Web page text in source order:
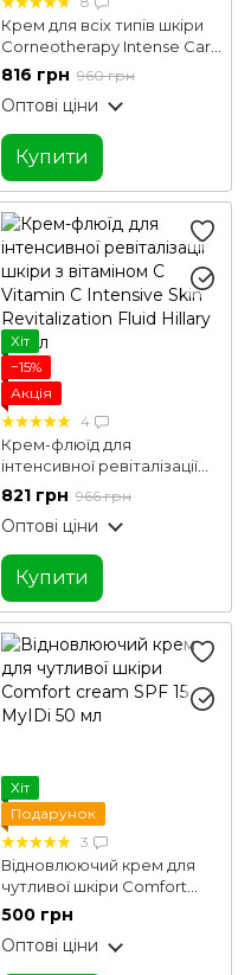
Крем для всіх типів шкіри
Corneotherapy Intense Сare
5 oil's Hillary 50 г
816 грн 960 грн
Оптові ціни
Купити
Хіт
−15%
Акція
4
Крем-флюїд для
інтенсивної ревіталізації
шкіри з вітаміном С Vitamin
C Intensive Skin
Revitalization Fluid Hillary 30
мл
821 грн 966 грн
Оптові ціни
Купити
Хіт
Подарунок
3
Відновлюючий крем для
чутливої шкіри Comfort
cream SPF 15 MyIDi 50 мл
500 грн
Оптові ціни